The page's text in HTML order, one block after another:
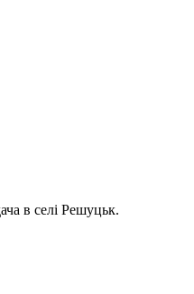
в селі Решуцьк.